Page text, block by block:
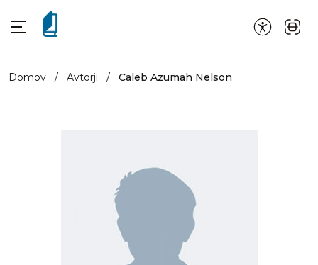
Domov / Avtorji / Caleb Azumah Nelson